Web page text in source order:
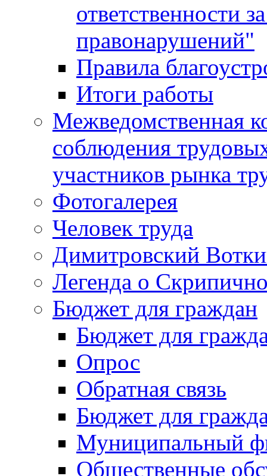
ответственности
правонарушений"
Правила
Итоги работы
Межведомственная
соблюдения
участников рынка
Фотогалерея
Человек труда
Димитровский
Легенда о
Бюджет для граждан
Бюджет для
Опрос
Обратная связь
Бюджет для
Муниципальный
Общественные